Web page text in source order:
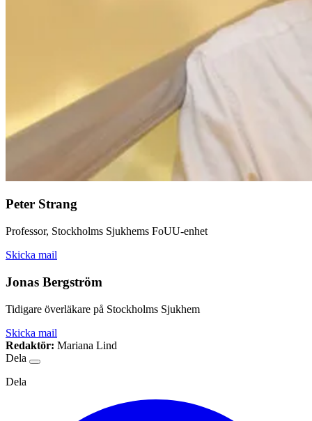
Peter Strang
Professor, Stockholms Sjukhems FoUU-enhet
Skicka mail
Jonas Bergström
Tidigare överläkare på Stockholms Sjukhem
Skicka mail
Redaktör: Mariana Lind
Dela
Dela